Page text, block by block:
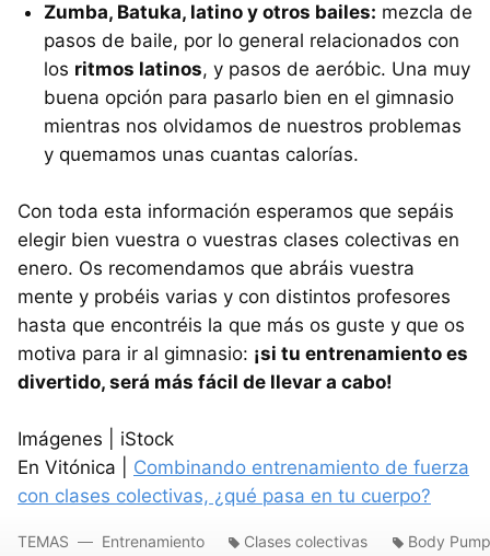
Zumba, Batuka, latino y otros bailes: mezcla de
pasos de baile, por lo general relacionados con
los ritmos latinos, y pasos de aeróbic. Una muy
buena opción para pasarlo bien en el gimnasio
mientras nos olvidamos de nuestros problemas
y quemamos unas cuantas calorías.
Con toda esta información esperamos que sepáis
elegir bien vuestra o vuestras clases colectivas en
enero. Os recomendamos que abráis vuestra
mente y probéis varias y con distintos profesores
hasta que encontréis la que más os guste y que os
motiva para ir al gimnasio: ¡si tu entrenamiento es
divertido, será más fácil de llevar a cabo!
Imágenes | iStock
En Vitónica | Combinando entrenamiento de fuerza
con clases colectivas, ¿qué pasa en tu cuerpo?
TEMAS Entrenamiento Clases colectivas Body Pump